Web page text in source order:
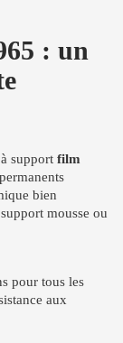
: un
support film
bien
mousse ou
pour tous les
aux